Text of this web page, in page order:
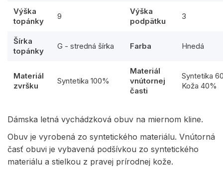
Výška
topánky
9
Výška
podpätku
3
Šírka
topánky
G - stredná šírka Farba Hnedá
Materiál
zvršku
Syntetika 100%
Materiál
vnútornej
časti
Syntetika
Koža 40%
Dámska letná vychádzková obuv na miernom kline.
Obuv je vyrobená zo syntetického materiálu. Vnútorná
časť obuvi je vybavená podšívkou zo syntetického
materiálu a stielkou z pravej prírodnej kože.